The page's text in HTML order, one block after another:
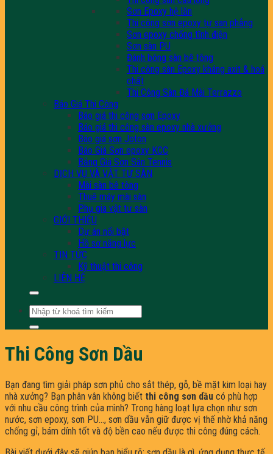
Sơn Epoxy hệ lăn
Thi công sơn epoxy tự san phẳng
Sơn epoxy chống tĩnh điện
Sơn sàn PU
Đánh bóng sàn bê tông
Thi công sàn Epoxy kháng axit & hoá
chất
Thi Công Sàn Đá Mài Terrazzo
Báo Giá Thi Công
Báo giá thi công sơn Epoxy
Báo giá thi công sàn epoxy nhà xưởng
Báo giá sơn Joton
Báo Giá Sơn epoxy KCC
Bảng Giá Sơn Sân Tennis
DỊCH VỤ VÀ VẬT TƯ SÀN
Mài sàn bê tông
Thuê máy mài sàn
Phụ gia vật tư sàn
GIỚI THIỆU
Dự án nổi bật
Hồ sơ năng lực
TIN TỨC
Kỹ thuật thi công
LIÊN HỆ
Tìm
kiếm:
Thi Công Sơn Dầu
Bạn đang tìm giải pháp sơn phủ cho sắt thép, gỗ, bề mặt kim loại hay
nhà xưởng? Bạn phân vân không biết thi công sơn dầu có phù hợp
với nhu cầu công trình của mình? Trong hàng loạt lựa chọn như sơn
nước, sơn epoxy, sơn PU…, sơn dầu vẫn giữ được vị thế nhờ khả năng
chống gỉ, bám dính tốt và độ bền cao nếu được thi công đúng cách.